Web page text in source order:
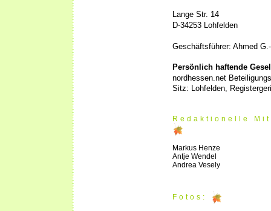
Lange Str. 14
D-34253 Lohfelden
Geschäftsführer: Ahmed
Persönlich haftende
nordhessen.net
Sitz: Lohfelden,
Redaktionelle
Markus Henze
Antje Wendel
Andrea Vesely
Fotos: